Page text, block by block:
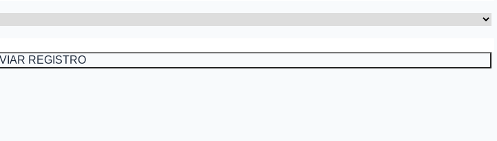
REGISTRO